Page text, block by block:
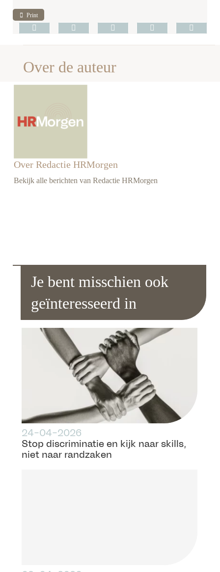
Print
Over de auteur
Over Redactie HRMorgen
Bekijk alle berichten van Redactie HRMorgen
Je bent misschien ook
geïnteresseerd in
24-04-2026
Stop discriminatie en kijk naar skills,
niet naar randzaken